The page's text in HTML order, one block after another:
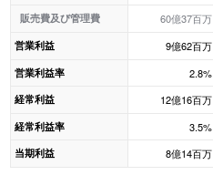
販売費及び管理費 60億37百万
営業利益 9億62百万
営業利益率 2.8%
経常利益 12億16百万
経常利益率 3.5%
当期利益 8億14百万